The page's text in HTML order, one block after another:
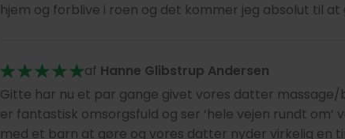
hjem og forblive i roen og det kommer jeg absolut til at
af Hanne Glibstrup Andersen
Gitte har nu et par gange givet vores datter
er fantastisk omsorgsfuld og ser ‘hele vejen rundt
med et barn at gøre og vores datter nyder virkelig en